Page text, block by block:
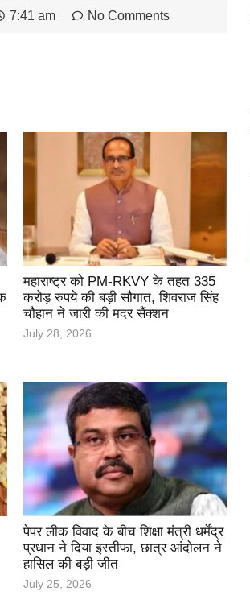
7:41 am No Comments
महाराष्ट्र को PM-RKVY के तहत 335
करोड़ रुपये की बड़ी सौगात, शिवराज सिंह
चौहान ने जारी की मदर सैंक्शन
July 28, 2026
पेपर लीक विवाद के बीच शिक्षा मंत्री धर्मेंद्र
प्रधान ने दिया इस्तीफा, छात्र आंदोलन ने
हासिल की बड़ी जीत
July 25, 2026